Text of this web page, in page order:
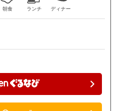
朝食 ランチ ディナー